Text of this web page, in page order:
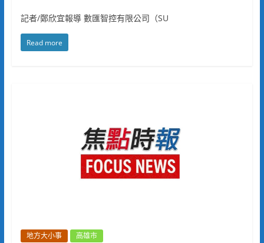
記者/鄭欣宜報導 數匯智控有限公司（SU
Read more
地方大小事 高雄市